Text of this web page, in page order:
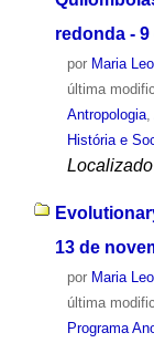
redonda -
por Maria
última
Antropologia,
História e
13 de
por Maria
última
Programa